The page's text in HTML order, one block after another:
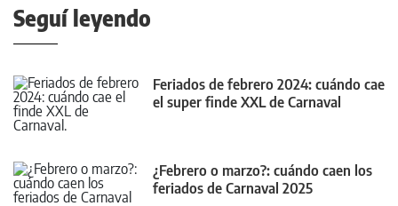
Seguí leyendo
Feriados de febrero 2024: cuándo cae
el super finde XXL de Carnaval
¿Febrero o marzo?: cuándo caen los
feriados de Carnaval 2025